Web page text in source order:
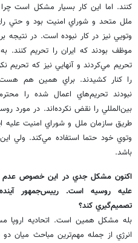
كنند. اما اين كار بسيار مشكل است
ملل متحد و شوراي امنيت بود و حتي
وتويي نيز در كار نبوده است. در
موظف بودند كه ايران را تحريم كنند.
تحريم مي‌كردند و آنهايي نيز كه تحريم
را كنار كشيدند. براي همين هم
نبودند تحريم‌هاي اعمال شده را
بين‌المللي را نقض نكرده‌اند. در مورد
طريق سازمان ملل و شوراي امنيت عليه
وتوي خود حتما استفاده مي‌كند. ولي
باشد.
اكنون مشكل جدي در اين خصوص عدم
عليه روسيه است. رييس‌جمهور
تصميم‌گيري كند؟
بله مشكل همين است. اتحاديه اروپا
انرژي از جمله مهم‌ترين مباحث ميان